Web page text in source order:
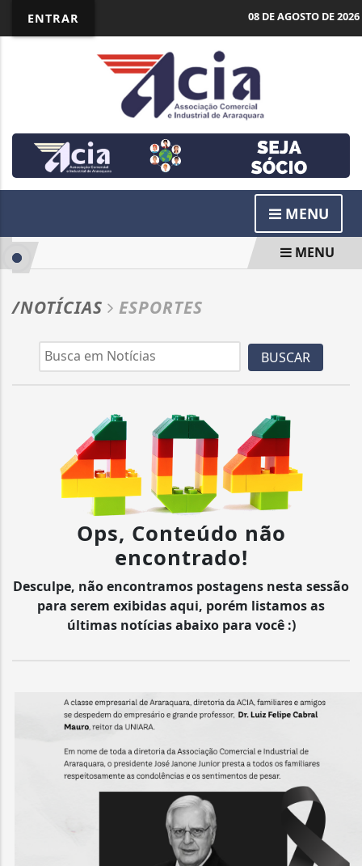
ENTRAR 08 DE AGOSTO DE 2026
MENU
MENU
/NOTÍCIAS ESPORTES
BUSCAR
Ops, Conteúdo não
encontrado!
Desculpe, não encontramos postagens nesta sessão
para serem exibidas aqui, porém listamos as
últimas notícias abaixo para você :)